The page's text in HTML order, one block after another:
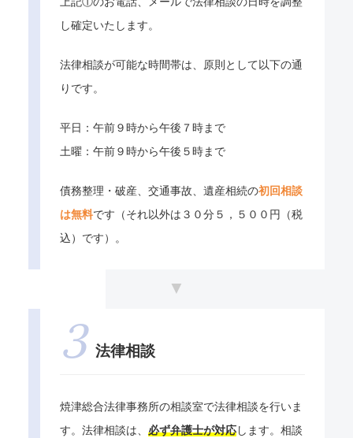
し確定いたします。
法律相談が可能な時間帯は、原則として以下の通
りです。
平日：午前９時から午後７時まで
土曜：午前９時から午後５時まで
債務整理・破産、交通事故、遺産相続の初回相談
は無料です（それ以外は３０分５，５００円（税
込）です）。
法律相談
焼津総合法律事務所の相談室で法律相談を行いま
す。法律相談は、 必ず弁護士が対応します。相談